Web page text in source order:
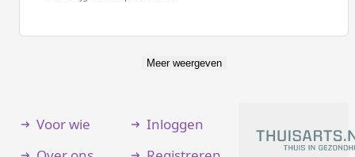
Meer weergeven
Voor wie
Inloggen